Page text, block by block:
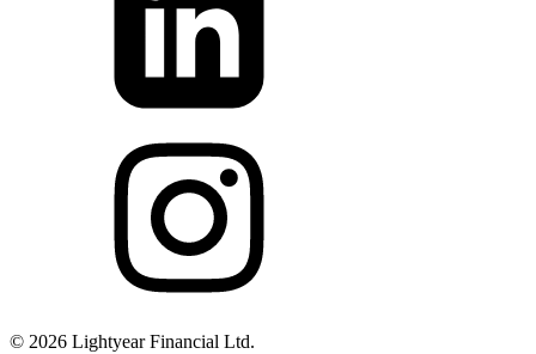
© 2026 Lightyear Financial Ltd.